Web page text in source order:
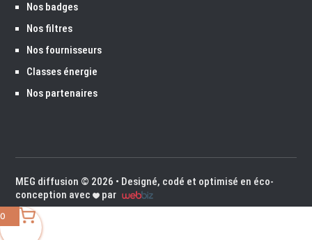
Nos badges
Nos filtres
Nos fournisseurs
Classes énergie
Nos partenaires
MEG diffusion © 2026 • Designé, codé et optimisé en éco-
conception avec
par
0